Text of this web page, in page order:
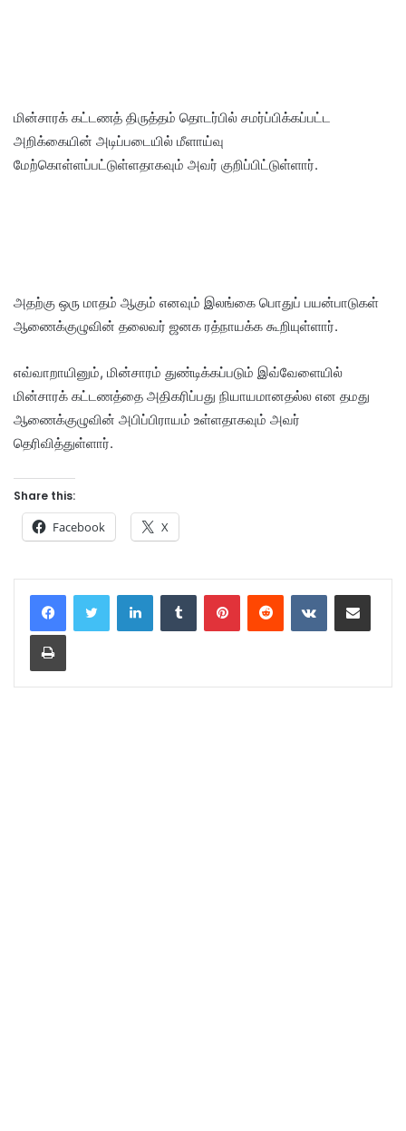
மின்சாரக் கட்டணத் திருத்தம் தொடர்பில் சமர்ப்பிக்கப்பட்ட
அறிக்கையின் அடிப்படையில் மீளாய்வு
மேற்கொள்ளப்பட்டுள்ளதாகவும் அவர் குறிப்பிட்டுள்ளார்.
அதற்கு ஒரு மாதம் ஆகும் எனவும் இலங்கை பொதுப் பயன்பாடுகள்
ஆணைக்குழுவின் தலைவர் ஜனக ரத்நாயக்க கூறியுள்ளார்.
எவ்வாறாயினும், மின்சாரம் துண்டிக்கப்படும் இவ்வேளையில்
மின்சாரக் கட்டணத்தை அதிகரிப்பது நியாயமானதல்ல என தமது
ஆணைக்குழுவின் அபிப்பிராயம் உள்ளதாகவும் அவர்
தெரிவித்துள்ளார்.
Share this:
Facebook X
LinkedInTumblr PinterestReddit VKontakteShare via Email
Print